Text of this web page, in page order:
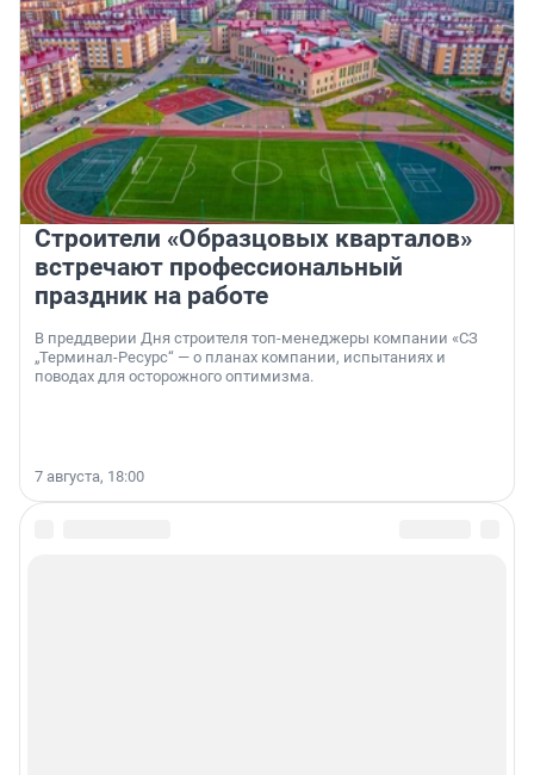
Строители «Образцовых кварталов»
встречают профессиональный
праздник на работе
В преддверии Дня строителя топ-менеджеры компании «СЗ
„Терминал-Ресурс“ — о планах компании, испытаниях и
поводах для осторожного оптимизма.
7 августа, 18:00